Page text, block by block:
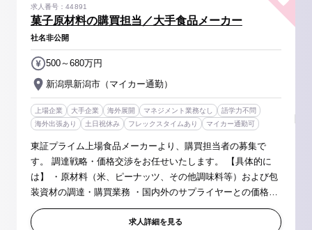
菓子原材料の購買担当／大手食品メーカー
求人番号：44891
社名非公開
新潟県新潟市（マイカー通勤）
500～680万円
上場企業 大手企業 海外展開 マネジメント業務なし
語学力不問
海外出張あり
土日祝休み フレックスタイムあり マイカー通勤可
東証プライム上場食品メーカーより、購買担当者の募集で
す。 調達戦略・価格交渉をお任せいたします。 【具体的に
は】 ・原材料（米、ピーナッツ、その他調味料等）および包
装資材の調達・購買業務 ・国内外のサプライヤーとの価格交
渉・契約締結・関係構築 ・市場動向調査やコスト構造分析を
踏まえた調達戦略の...
求人詳細を見る